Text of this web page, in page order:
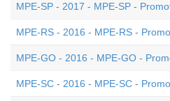
MPE-SP - 2017 - MPE-SP -
MPE-RS - 2016 - MPE-RS -
MPE-GO - 2016 - MPE-GO -
MPE-SC - 2016 - MPE-SC -